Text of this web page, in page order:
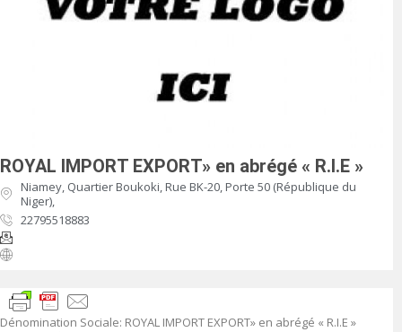
ROYAL IMPORT EXPORT» en abrégé « R.I.E »
Niamey, Quartier Boukoki, Rue BK-20, Porte 50 (République du
Niger),
22795518883
Dénomination Sociale: ROYAL IMPORT EXPORT» en abrégé « R.I.E »